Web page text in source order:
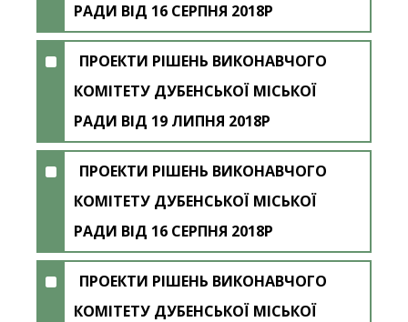
РАДИ ВІД 16 СЕРПНЯ 2018Р
ПРОЕКТИ РІШЕНЬ ВИКОНАВЧОГО
КОМІТЕТУ ДУБЕНСЬКОЇ МІСЬКОЇ
РАДИ ВІД 19 ЛИПНЯ 2018Р
ПРОЕКТИ РІШЕНЬ ВИКОНАВЧОГО
КОМІТЕТУ ДУБЕНСЬКОЇ МІСЬКОЇ
РАДИ ВІД 16 СЕРПНЯ 2018Р
ПРОЕКТИ РІШЕНЬ ВИКОНАВЧОГО
КОМІТЕТУ ДУБЕНСЬКОЇ МІСЬКОЇ